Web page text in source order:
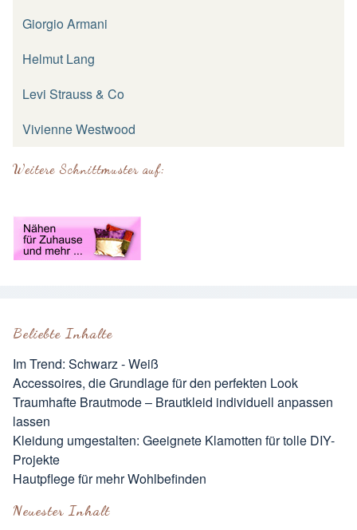
Beliebte Inhalte
Im Trend: Schwarz - Weiß
Accessoires, die Grundlage für den perfekten Look
Traumhafte Brautmode – Brautkleid individuell anpassen
lassen
Kleidung umgestalten: Geeignete Klamotten für tolle DIY-
Projekte
Hautpflege für mehr Wohlbefinden
Neuester Inhalt
Giorgio Armani
Helmut Lang
Levi Strauss & Co
Vivienne Westwood
Weitere Schnittmuster auf: